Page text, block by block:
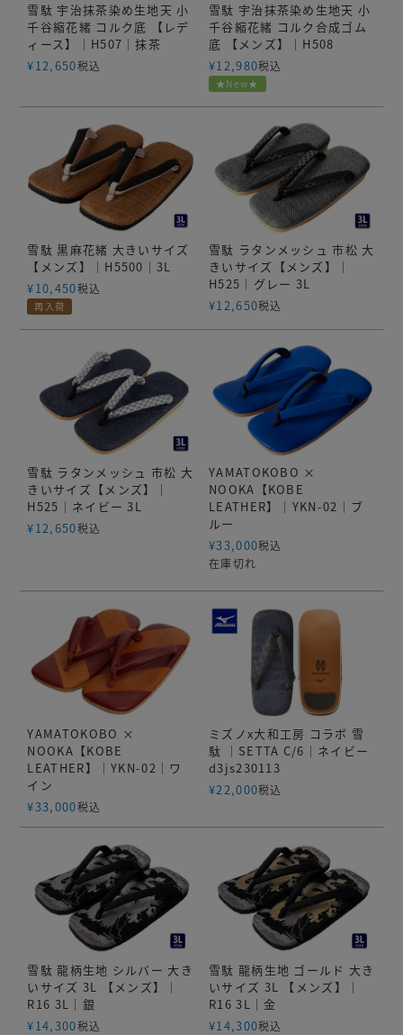
雪駄 宇治抹茶染め生地天 小
千谷縮花緒 コルク底 【レデ
ィース】｜H507｜抹茶
¥12,650税込
雪駄 宇治抹茶染め生地天 小
千谷縮花緒 コルク合成ゴム
底 【メンズ】｜H508
¥12,980税込
★New★
雪駄 黒麻花緒 大きいサイズ
【メンズ】｜H5500｜3L
¥10,450税込
再入荷
雪駄 ラタンメッシュ 市松 大
きいサイズ【メンズ】｜
H525｜グレー 3L
¥12,650税込
雪駄 ラタンメッシュ 市松 大
きいサイズ【メンズ】｜
H525｜ネイビー 3L
¥12,650税込
YAMATOKOBO ×
NOOKA【KOBE
LEATHER】｜YKN-02｜ブ
ルー
¥33,000税込
在庫切れ
YAMATOKOBO ×
NOOKA【KOBE
LEATHER】｜YKN-02｜ワ
イン
¥33,000税込
ミズノx大和工房 コラボ 雪
駄 ｜SETTA C/6｜ネイビー
d3js230113
¥22,000税込
雪駄 龍柄生地 シルバー 大き
いサイズ 3L 【メンズ】｜
R16 3L｜銀
¥14,300税込
雪駄 龍柄生地 ゴールド 大き
いサイズ 3L 【メンズ】｜
R16 3L｜金
¥14,300税込